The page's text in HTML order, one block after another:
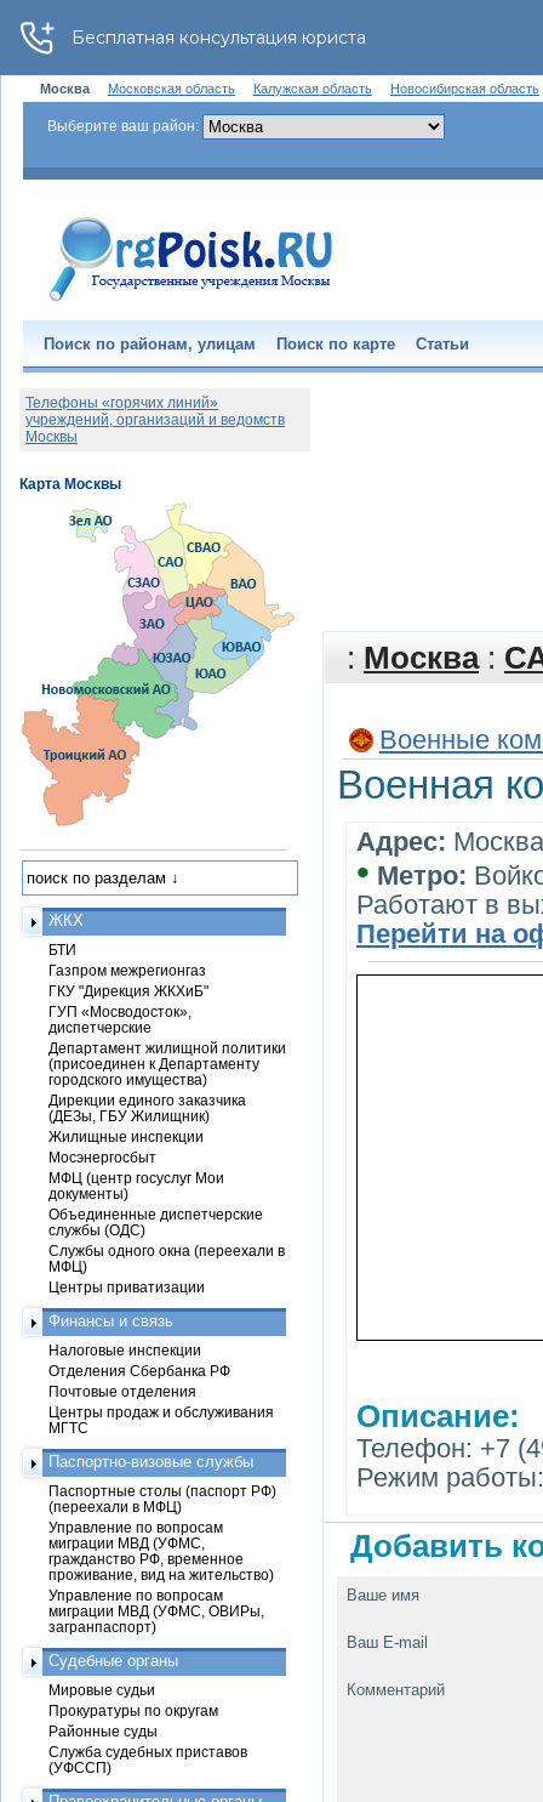
Москва Московская область Калужская область Новосибирская область
Выберите ваш район:
Поиск по районам, улицам Поиск по карте Статьи
: Москва:
Военные
Военная
Адрес:
• Метро:
Работают в
Перейти на
Описание:
Телефон: +7
Режим
Добавить
Ваше имя
Ваш E-mail
Комментарий
Телефоны «горячих линий»
учреждений, организаций и ведомств
Москвы
ЖКХ
БТИ
Газпром межрегионгаз
ГКУ "Дирекция ЖКХиБ"
ГУП «Мосводосток»,
диспетчерские
Департамент жилищной политики
(присоединен к Департаменту
городского имущества)
Дирекции единого заказчика
(ДЕЗы, ГБУ Жилищник)
Жилищные инспекции
Мосэнергосбыт
МФЦ (центр госуслуг Мои
документы)
Объединенные диспетчерские
службы (ОДС)
Службы одного окна (переехали в
МФЦ)
Центры приватизации
Финансы и связь
Налоговые инспекции
Отделения Сбербанка РФ
Почтовые отделения
Центры продаж и обслуживания
МГТС
Паспортно-визовые службы
Паспортные столы (паспорт РФ)
(переехали в МФЦ)
Управление по вопросам
миграции МВД (УФМС,
гражданство РФ, временное
проживание, вид на жительство)
Управление по вопросам
миграции МВД (УФМС, ОВИРы,
загранпаспорт)
Судебные органы
Мировые судьи
Прокуратуры по округам
Районные суды
Служба судебных приставов
(УФССП)